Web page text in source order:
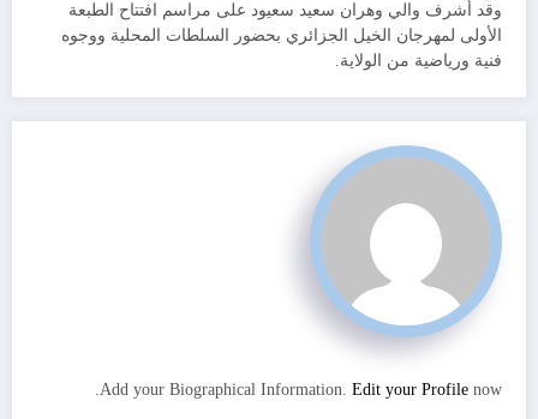
وقد أشرف والي وهران سعيد سعيود على مراسم افتتاح الطبعة
الأولى لمهرجان الخيل الجزائري بحضور السلطات المحلية ووجوه
فنية ورياضية من الولاية.
Add your Biographical Information. Edit your Profile now.